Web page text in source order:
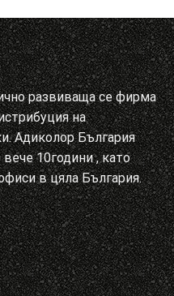
развиваща се фирма
на
Адиколор България
10години , като
в цяла България.